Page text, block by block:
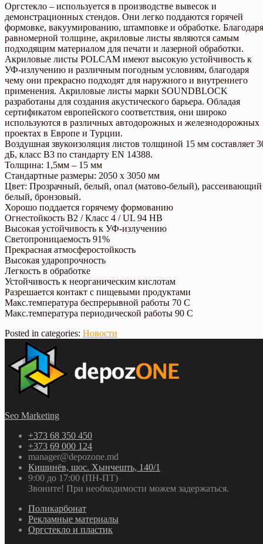
Оргстекло – используется в производстве вывесок и
демонстрационных стендов. Они легко поддаются горячей
формовке, вакуумированию, штамповке и обработке. Благодаря
равномерной толщине, акриловые листы являются самым
подходящим материалом для печати и лазерной обработки.
Акриловые листы POLCAM имеют высокую устойчивость к
УФ-излучению и различным погодным условиям, благодаря
чему они прекрасно подходят для наружного и внутреннего
применения. Акриловые листы марки SOUNDBLOCK
разработаны для создания акустического барьера. Обладая
сертификатом европейского соответствия, они широко
используются в различных автодорожных и железнодорожных
проектах в Европе и Турции.
Воздушная звукоизоляция листов толщиной 15 мм составляет
дБ, класс B3 по стандарту EN 14388.
Толщина: 1,5мм – 15 мм
Стандартные размеры: 2050 x 3050 мм
Цвет: Прозрачный, белый, опал (матово-белый), рассеивающий
белый, бронзовый.
Хорошо поддается горячему формованию
Огнестойкость B2 / Класс 4 / UL 94 HB
Высокая устойчивость к УФ-излучению
Светопроницаемость 91%
Прекрасная атмосферостойкость
Высокая ударопрочность
Легкость в обработке
Устойчивость к неорганическим кислотам
Разрешается контакт с пищевыми продуктами
Макс.температура беспрерывной работы 70 C
Макс.температура периодической работы 90 C
Posted in categories: Новости
Seo Marketing
+373 68 350 450
+373 69 000 124
manager@depozone.md
Кишинёв, шос. Хынчешть, 140/1
9:00 до 17:00 (ПН-ПТ)
Звоните! При необходимости можем задержаться.
Поликарбонат
Рекламные материалы
Оргстекло и пластик